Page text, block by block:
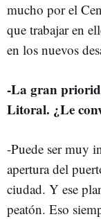
mucho por el
que trabajar en
en los nuevos
-La gran
Litoral. ¿Le
-Puede ser muy
apertura del
ciudad. Y ese
peatón. Eso